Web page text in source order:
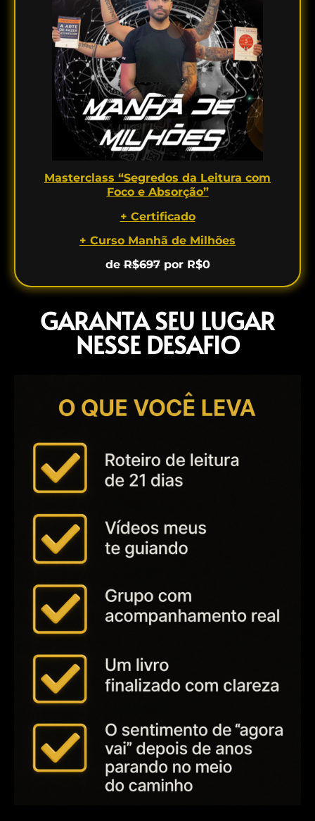
Masterclass “Segredos da Leitura com
Foco e Absorção”
+ Certificado
+ Curso Manhã de Milhões
deR$697por R$0
GARANTA SEU LUGAR
NESSE DESAFIO